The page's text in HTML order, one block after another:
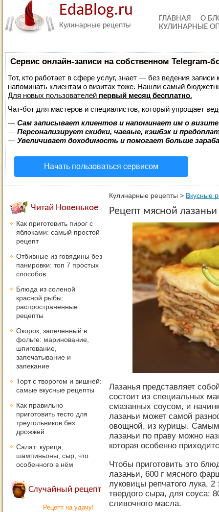
EdaBlog.ru
Кулинарные рецепты
ГЛАВНАЯ
О
КУЛИНАРНЫЕ
Сервис онлайн-записи на собственном Telegram-
Тот, кто работает в сфере услуг, знает — без ведения
напоминать клиентам о визитах тоже. Нашли самый
Для новых пользователей первый месяц бесплатно.
Чат-бот для мастеров и специалистов, который упрощает
— Сам записывает клиентов и напоминает им о
— Персонализирует скидки, чаевые, кэшбэк и
— Увеличивает доходимость и помогает больше
Начать пользоваться сервисом
Кулинарные рецепты > Вкусные
Рецепт мясной лазаньи
Лазанья представляет
состоит из специальных
смазанных соусом, и
лазаньи может самой
овощной, из курицы.
лазаньи по праву можно
которая особенно
Чтобы приготовить это
лазаньи, 600 г мясного
луковицы репчатого лука, 2
твердого сыра, для соуса:
сливочного масла.
Читай Новенькое
Как приготовить пирог с
яблоками: самый простой
рецепт
Отбивные из говядины без
панировки: топ 7 простых
способов
Блюда из соленой
красной рыбы:
распространенные
рецепты
Окорок, запеченный в
фольге: маринование,
шпигование,
запечатывание и
запекание
Торт с творогом и вишней:
самые вкусные рецепты
Как правильно
приготовить тесто для
треугольников без
дрожжей
Салат: курица,
шампиньоны, сыр, что
особенного в нём
Случайный рецепт
Рецепт на удачу!